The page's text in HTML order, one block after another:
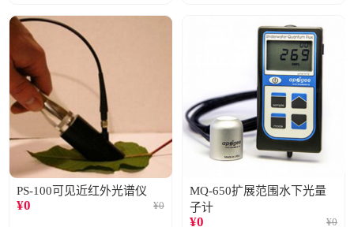
PS-100可见近红外光谱仪
¥0 ¥0
MQ-650扩展范围水下光量
子计
¥0 ¥0